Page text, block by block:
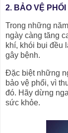
2. BẢO VỆ PHỔI
Trong những
ngày càng tăng
khí, khói bụi đều
gây bệnh.
Đặc biệt những
bảo vệ phổi, vì
đó. Hãy dừng
sức khỏe.